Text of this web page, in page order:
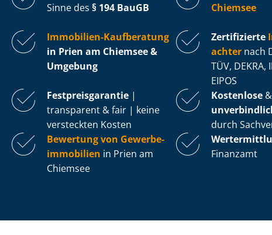
Sinne des § 194 BauGB
Chiemsee
Immobilien-Kaufberatung
in Prien am Chiemsee &
Umgebung
Zertifizierte
ach­ter nach
TÜV, DEKRA,
EIPOS
Fest­preis­ga­ran­tie |
transparent & fair | keine
versteckten Kosten
Kostenlose &
durch
Bewertung von Ge­wer­be­
im­mo­bi­li­en in Prien am
Chiemsee
Finanzamt